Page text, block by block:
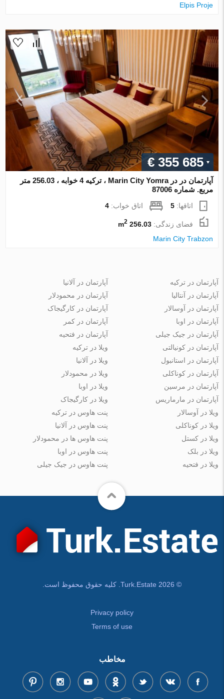
Elpis Proje
€ 355 685
آپارتمان در در Marin City Yomra ، ترکیه 4 خوابه ، 256.03 متر
مربع. شماره 87006
اتاقها:5 اتاق خواب:4
فضای زندگی:256.03 m
2
Marin City Trabzon
آپارتمان در ترکیه
آپارتمان در آنتالیا
آپارتمان در آوسالار
آپارتمان در اوبا
آپارتمان در جیک جیلی
آپارتمان در آلانیا
آپارتمان در محمودلار
آپارتمان در کارگیجاک
آپارتمان در کمر
آپارتمان در فتحیه
آپارتمان در کونیالتی
آپارتمان در استانبول
آپارتمان در کوناکلی
آپارتمان در مرسین
آپارتمان در مارماریس
ویلا در ترکیه
ویلا در آلانیا
ویلا در محمودلار
ویلا در اوبا
ویلا در کارگیجاک
ویلا در آوسالار
ویلا در کوناکلی
ویلا در کستل
ویلا در بلک
ویلا در فتحیه
پنت هاوس در ترکیه
پنت هاوس در آلانیا
پنت هاوس ها در محمودلار
پنت هاوس در اوبا
پنت هاوس در جیک جیلی
© Turk.Estate 2026. کلیه حقوق محفوظ است.
Privacy policy
Terms of use
مخاطب